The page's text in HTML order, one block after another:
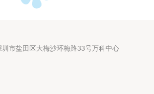
市盐田区大梅沙环梅路33号万科中心